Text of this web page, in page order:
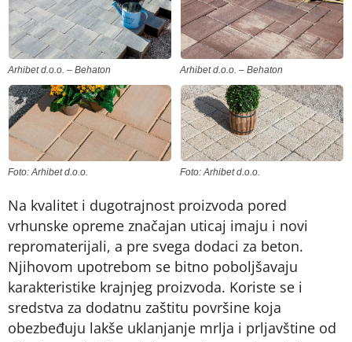
Arhibet d.o.o. – Behaton Arhibet d.o.o. – Behaton
Foto: Arhibet d.o.o. Foto: Arhibet d.o.o.
Na kvalitet i dugotrajnost proizvoda pored
vrhunske opreme značajan uticaj imaju i novi
repromaterijali, a pre svega dodaci za beton.
Njihovom upotrebom se bitno poboljšavaju
karakteristike krajnjeg proizvoda. Koriste se i
sredstva za dodatnu zaštitu površine koja
obezbeđuju lakše uklanjanje mrlja i prljavštine od